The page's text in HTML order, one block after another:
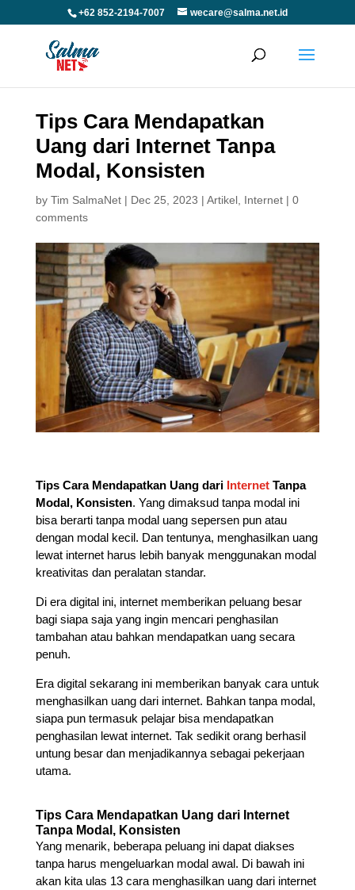
+62 852-2194-7007 wecare@salma.net.id
Tips Cara Mendapatkan
Uang dari Internet Tanpa
Modal, Konsisten
by Tim SalmaNet| Dec 25, 2023 | Artikel, Internet| 0
comments
Tips Cara Mendapatkan Uang dari InternetTanpa
Modal, Konsisten. Yang dimaksud tanpa modal ini
bisa berarti tanpa modal uang sepersen pun atau
dengan modal kecil. Dan tentunya, menghasilkan uang
lewat internet harus lebih banyak menggunakan modal
kreativitas dan peralatan standar.
Di era digital ini, internet memberikan peluang besar
bagi siapa saja yang ingin mencari penghasilan
tambahan atau bahkan mendapatkan uang secara
penuh.
Era digital sekarang ini memberikan banyak cara untuk
menghasilkan uang dari internet. Bahkan tanpa modal,
siapa pun termasuk pelajar bisa mendapatkan
penghasilan lewat internet. Tak sedikit orang berhasil
untung besar dan menjadikannya sebagai pekerjaan
utama.
Tips Cara Mendapatkan Uang dari Internet
Tanpa Modal, Konsisten
Yang menarik, beberapa peluang ini dapat diakses
tanpa harus mengeluarkan modal awal. Di bawah ini
akan kita ulas 13 cara menghasilkan uang dari internet